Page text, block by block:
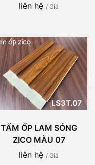
liên hệ / Giá
TẤM ỐP LAM SÓNG
ZICO MÀU 07
liên hệ / Giá